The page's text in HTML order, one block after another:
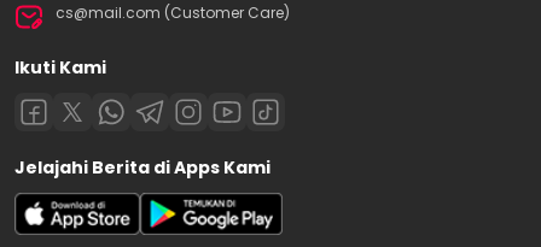
cs@mail.com (Customer Care)
Ikuti Kami
Jelajahi Berita di Apps Kami